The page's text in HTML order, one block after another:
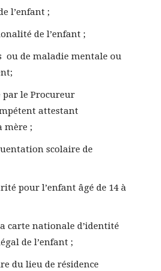
l’enfant ;
de l’enfant ;
ou de maladie mentale ou
le Procureur
attestant
mère ;
scolaire de
pour l’enfant âgé de 14 à
carte nationale d’identité
de l’enfant ;
du lieu de résidence